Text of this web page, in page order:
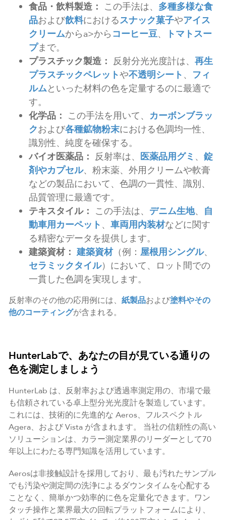
食品・飲料製造： この手法は、 多種多様な食
品および飲料におけるスナック菓子やアイス
クリームからa>から コーヒー豆、
トマトスー
プまで。
プラスチック製造： 反射分光光度計は、 再生
プラスチックペレットや不透明シート 、 フィ
ルムといった材料の色を定量するのに最適で
す。
化学品： この手法を用いて、 カーボンブラッ
クおよび各種鉱物粉末における色調均一性、
識別性、純度を確保する。
バイオ医薬品： 反射率は、 医薬品用グミ 、 錠
剤やカプセル、粉末薬、外用クリームや軟膏
などの製品において、色調の一貫性、識別、
品質管理に最適です。
テキスタイル： この手法は、 デニム生地、 自
動車用カーペット 、 車両用内装材などに関す
る精密なデータを提供します。
建築資材： 建築資材（例： 屋根用シングル、
セラミックタイル）において、ロット間での
一貫した色調を実現します。
反射率のその他の応用例には、 紙製品および塗料やその
他のコーティングが含まれる。
HunterLabで、あなたの目が見ている通りの
色を測定しましょう
HunterLab は、反射率および透過率測定用の、市場で最
も信頼されている卓上型分光光度計を製造しています。
これには、技術的に先進的な Aeros、フルスペクトル
Agera、および Vista が含まれます。 当社の信頼性の高い
ソリューションは、カラー測定業界のリーダーとして70
年以上にわたる専門知識を活用しています。
Aerosは非接触設計を採用しており、最も汚れたサンプル
でも汚染や測定間の洗浄によるダウンタイムを心配する
ことなく、簡単かつ効率的に色を定量化できます。ワン
タッチ操作と業界最大の回転プラットフォームにより、